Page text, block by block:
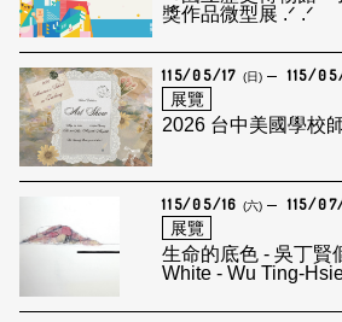
獎作品微型展 .ᐟ .ᐟ
115/05/17 (日) 115/
展覽
2026 台中美國學校
115/05/16 (六) 115/
展覽
生命的底色 - 吳丁賢個展 Life
White - Wu